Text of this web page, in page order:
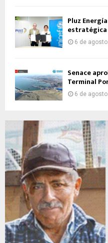
Pluz
estratégica
6 de
Senace
Terminal
6 de